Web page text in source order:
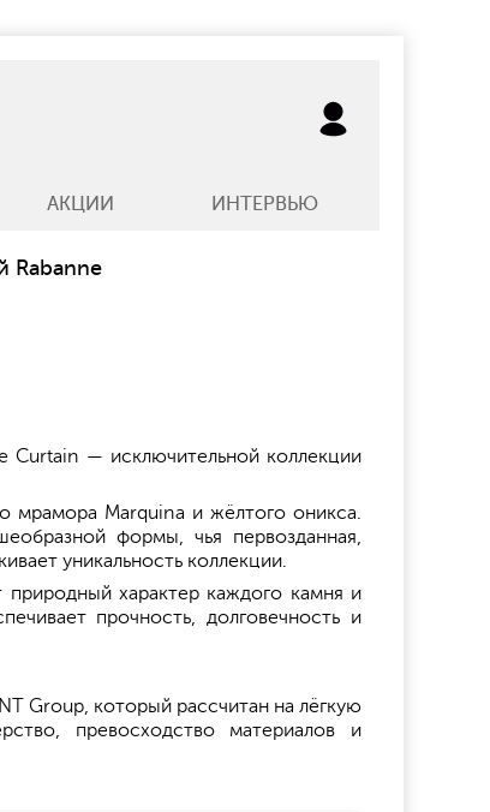
АКЦИИ ИНТЕРВЬЮ
Rabanne
Curtain — исключительной коллекции
мрамора Marquina и жёлтого оникса.
формы, чья первозданная,
уникальность коллекции.
природный характер каждого камня и
прочность, долговечность и
Group, который рассчитан на лёгкую
превосходство материалов и